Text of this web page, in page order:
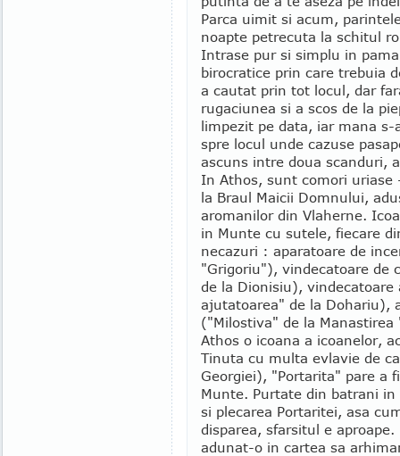
Parca uimit si acum,
noapte petrecuta la schitul
Intrase pur si simplu in
birocratice prin care trebuia
a cautat prin tot locul, dar
rugaciunea si a scos de la
limpezit pe data, iar mana
spre locul unde cazuse
ascuns intre doua scanduri,
In Athos, sunt comori
la Braul Maicii Domnului,
aromanilor din Vlaherne.
in Munte cu sutele, fiecare
necazuri : aparatoare de
"Grigoriu"), vindecatoare de
de la Dionisiu), vindecatoare
ajutatoarea" de la Dohariu),
("Milostiva" de la
Athos o icoana a icoanelor,
Tinuta cu multa evlavie de
Georgiei), "Portarita" pare a
Munte. Purtate din batrani
si plecarea Portaritei, asa
disparea, sfarsitul e
adunat-o in cartea sa